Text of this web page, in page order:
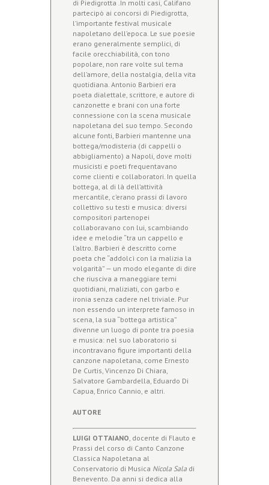
di Piedigrotta .In molti casi, Califano
partecipò ai concorsi di Piedigrotta,
l’importante festival musicale
napoletano dell’epoca. Le sue poesie
erano generalmente semplici, di
facile orecchiabilità, con tono
popolare, non rare volte sul tema
dell’amore, della nostalgia, della vita
quotidiana. Antonio Barbieri era
poeta dialettale, scrittore, e autore di
canzonette e brani con una forte
connessione con la scena musicale
napoletana del suo tempo. Secondo
alcune fonti, Barbieri mantenne una
bottega/modisteria (di cappelli o
abbigliamento) a Napoli, dove molti
musicisti e poeti frequentavano
come clienti e collaboratori. In quella
bottega, al di là dell’attività
mercantile, c’erano prassi di lavoro
collettivo su testi e musica: diversi
compositori partenopei
collaboravano con lui, scambiando
idee e melodie “tra un cappello e
l’altro. Barbieri è descritto come
poeta che “addolcì con la malizia la
volgarità” — un modo elegante di dire
che riusciva a maneggiare temi
quotidiani, maliziati, con garbo e
ironia senza cadere nel triviale. Pur
non essendo un interprete famoso in
scena, la sua “bottega artistica”
divenne un luogo di ponte tra poesia
e musica: nel suo laboratorio si
incontravano figure importanti della
canzone napoletana, come Ernesto
De Curtis, Vincenzo Di Chiara,
Salvatore Gambardella, Eduardo Di
Capua, Enrico Cannio, e altri.
AUTORE
LUIGI OTTAIANO , docente di Flauto e
Prassi del corso di Canto Canzone
Classica Napoletana al
Conservatorio di Musica Nicola Sala di
Benevento. Da anni si dedica alla